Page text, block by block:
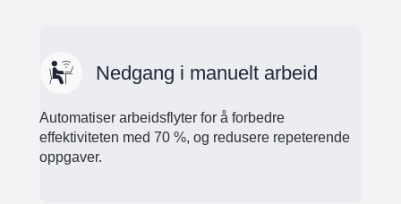
Nedgang i manuelt arbeid
Automatiser arbeidsflyter for å forbedre
effektiviteten med 70 %, og redusere repeterende
oppgaver.